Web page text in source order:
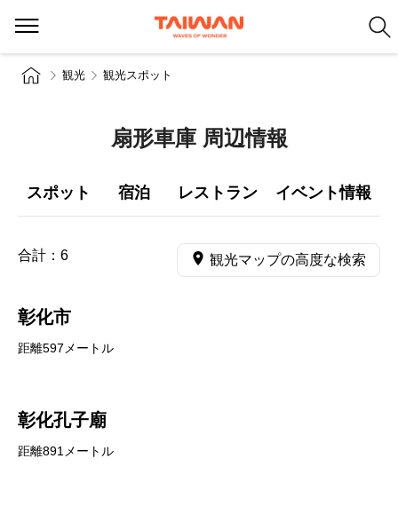
観光 観光スポット
扇形車庫 周辺情報
スポット 宿泊 レストラン イベント情報
合計： 6 観光マップの高度な検索
彰化市
距離597メートル
彰化孔子廟
距離891メートル